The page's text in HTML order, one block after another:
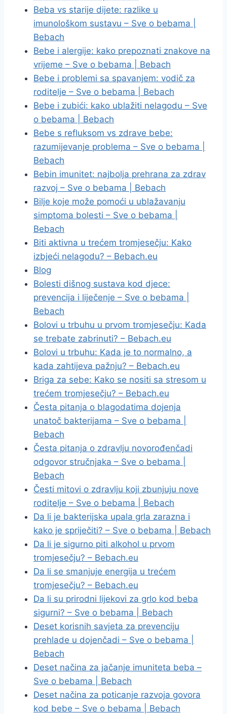
Beba vs starije dijete: razlike u
imunološkom sustavu – Sve o bebama |
Bebach
Bebe i alergije: kako prepoznati znakove na
vrijeme – Sve o bebama | Bebach
Bebe i problemi sa spavanjem: vodič za
roditelje – Sve o bebama | Bebach
Bebe i zubići: kako ublažiti nelagodu – Sve
o bebama | Bebach
Bebe s refluksom vs zdrave bebe:
razumijevanje problema – Sve o bebama |
Bebach
Bebin imunitet: najbolja prehrana za zdrav
razvoj – Sve o bebama | Bebach
Bilje koje može pomoći u ublažavanju
simptoma bolesti – Sve o bebama |
Bebach
Biti aktivna u trećem tromjesečju: Kako
izbjeći nelagodu? – Bebach.eu
Blog
Bolesti dišnog sustava kod djece:
prevencija i liječenje – Sve o bebama |
Bebach
Bolovi u trbuhu u prvom tromjesečju: Kada
se trebate zabrinuti? – Bebach.eu
Bolovi u trbuhu: Kada je to normalno, a
kada zahtijeva pažnju? – Bebach.eu
Briga za sebe: Kako se nositi sa stresom u
trećem tromjesečju? – Bebach.eu
Česta pitanja o blagodatima dojenja
unatoč bakterijama – Sve o bebama |
Bebach
Česta pitanja o zdravlju novorođenčadi
odgovor stručnjaka – Sve o bebama |
Bebach
Česti mitovi o zdravlju koji zbunjuju nove
roditelje – Sve o bebama | Bebach
Da li je bakterijska upala grla zarazna i
kako je spriječiti? – Sve o bebama | Bebach
Da li je sigurno piti alkohol u prvom
tromjesečju? – Bebach.eu
Da li se smanjuje energija u trećem
tromjesečju? – Bebach.eu
Da li su prirodni lijekovi za grlo kod beba
sigurni? – Sve o bebama | Bebach
Deset korisnih savjeta za prevenciju
prehlade u dojenčadi – Sve o bebama |
Bebach
Deset načina za jačanje imuniteta beba –
Sve o bebama | Bebach
Deset načina za poticanje razvoja govora
kod bebe – Sve o bebama | Bebach